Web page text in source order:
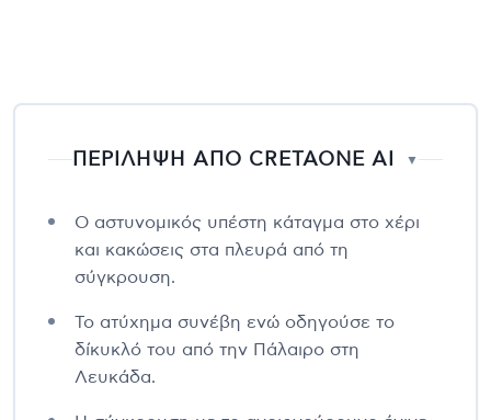
ΠΕΡΙΛΗΨΗ ΑΠΟ CRETAONE AI ▼
Ο αστυνομικός υπέστη κάταγμα στο χέρι
και κακώσεις στα πλευρά από τη
σύγκρουση.
Το ατύχημα συνέβη ενώ οδηγούσε το
δίκυκλό του από την Πάλαιρο στη
Λευκάδα.